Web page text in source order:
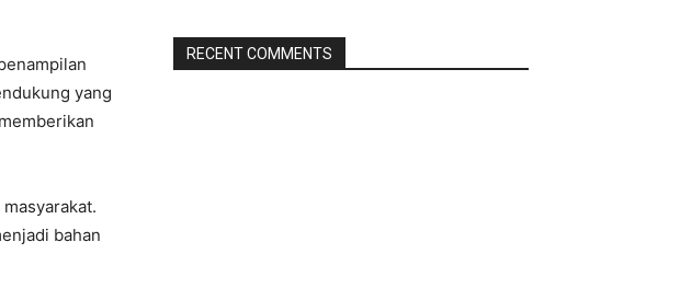
yang
bahan
RECENT COMMENTS